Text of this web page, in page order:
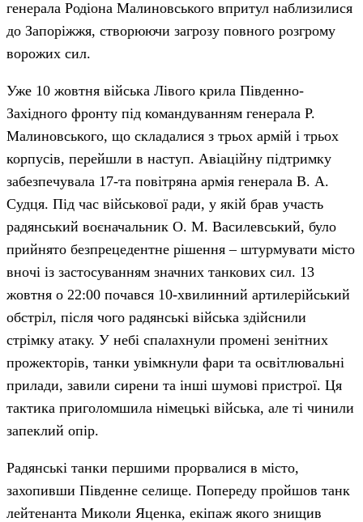
генерала Родіона Малиновського впритул наблизилися
до Запоріжжя, створюючи загрозу повного розгрому
ворожих сил.
Уже 10 жовтня війська Лівого крила Південно-
Західного фронту під командуванням генерала Р.
Малиновського, що складалися з трьох армій і трьох
корпусів, перейшли в наступ. Авіаційну підтримку
забезпечувала 17-та повітряна армія генерала В. А.
Судця. Під час військової ради, у якій брав участь
радянський воєначальник О. М. Василевський, було
прийнято безпрецедентне рішення – штурмувати місто
вночі із застосуванням значних танкових сил. 13
жовтня о 22:00 почався 10-хвилинний артилерійський
обстріл, після чого радянські війська здійснили
стрімку атаку. У небі спалахнули промені зенітних
прожекторів, танки увімкнули фари та освітлювальні
прилади, завили сирени та інші шумові пристрої. Ця
тактика приголомшила німецькі війська, але ті чинили
запеклий опір.
Радянські танки першими прорвалися в місто,
захопивши Південне селище. Попереду пройшов танк
лейтенанта Миколи Яценка, екіпаж якого знищив